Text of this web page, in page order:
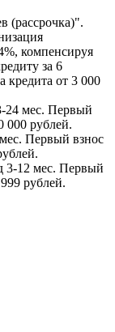
(рассрочка)".
компенсируя
за 6
кредита от 3 000
24 мес. Первый
000 рублей.
Первый взнос
3-12 мес. Первый
рублей.